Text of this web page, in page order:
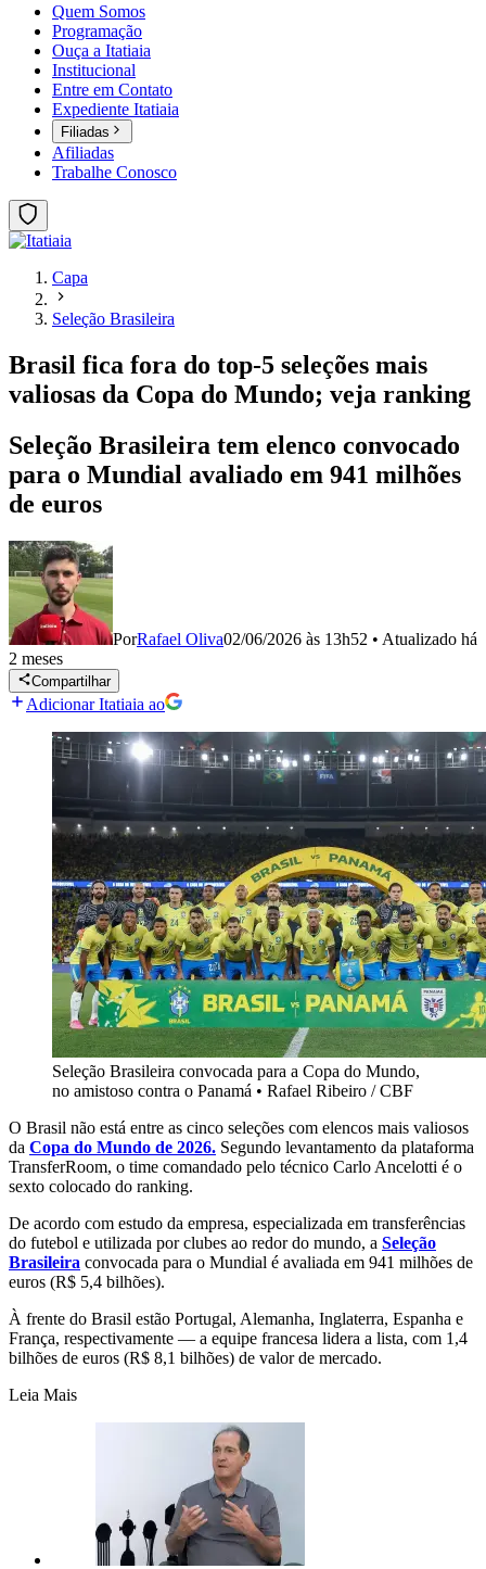
Quem Somos
Programação
Ouça a Itatiaia
Institucional
Entre em Contato
Expediente Itatiaia
Filiadas
Afiliadas
Trabalhe Conosco
Capa
Seleção Brasileira
Brasil fica fora do top-5 seleções mais
valiosas da Copa do Mundo; veja ranking
Seleção Brasileira tem elenco convocado
para o Mundial avaliado em 941 milhões
de euros
PorRafael Oliva02/06/2026 às 13h52 • Atualizado há
2 meses
Compartilhar
Adicionar Itatiaia ao
Seleção Brasileira convocada para a Copa do Mundo,
no amistoso contra o Panamá • Rafael Ribeiro / CBF
O Brasil não está entre as cinco seleções com elencos mais valiosos
da Copa do Mundo de 2026. Segundo levantamento da plataforma
TransferRoom, o time comandado pelo técnico Carlo Ancelotti é o
sexto colocado do ranking.
De acordo com estudo da empresa, especializada em transferências
do futebol e utilizada por clubes ao redor do mundo, a Seleção
Brasileira convocada para o Mundial é avaliada em 941 milhões de
euros (R$ 5,4 bilhões).
À frente do Brasil estão Portugal, Alemanha, Inglaterra, Espanha e
França, respectivamente — a equipe francesa lidera a lista, com 1,4
bilhões de euros (R$ 8,1 bilhões) de valor de mercado.
Leia Mais